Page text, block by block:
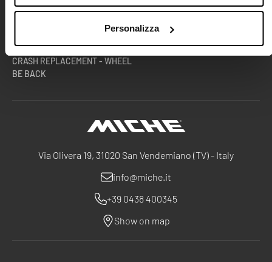
Personalizza
Via Olivera 19, 31020 San Vendemiano (TV) - Italy
info@miche.it
+39 0438 400345
Show on map
TEAMS & PRO ATHLETES
WHEELS WARRANTY EXTENSION
CRASH REPLACEMENT - WHEEL
BE BACK
B2B AREA